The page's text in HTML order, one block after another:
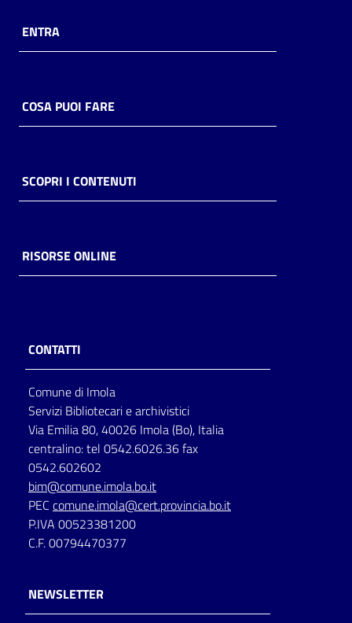
ENTRA
COSA PUOI FARE
SCOPRI I CONTENUTI
RISORSE ONLINE
CONTATTI
Comune di Imola
Servizi Bibliotecari e archivistici
Via Emilia 80, 40026 Imola (Bo), Italia
centralino: tel 0542.6026.36 fax
0542.602602
bim@comune.imola.bo.it
PEC comune.imola@cert.provincia.bo.it
P.IVA 00523381200
C.F. 00794470377
NEWSLETTER